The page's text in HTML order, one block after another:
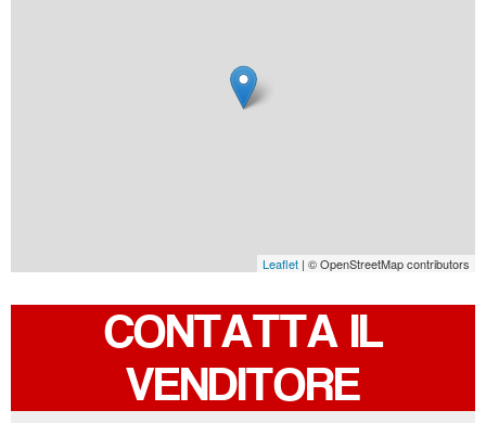
Leaflet | © OpenStreetMap contributors
CONTATTA IL
VENDITORE